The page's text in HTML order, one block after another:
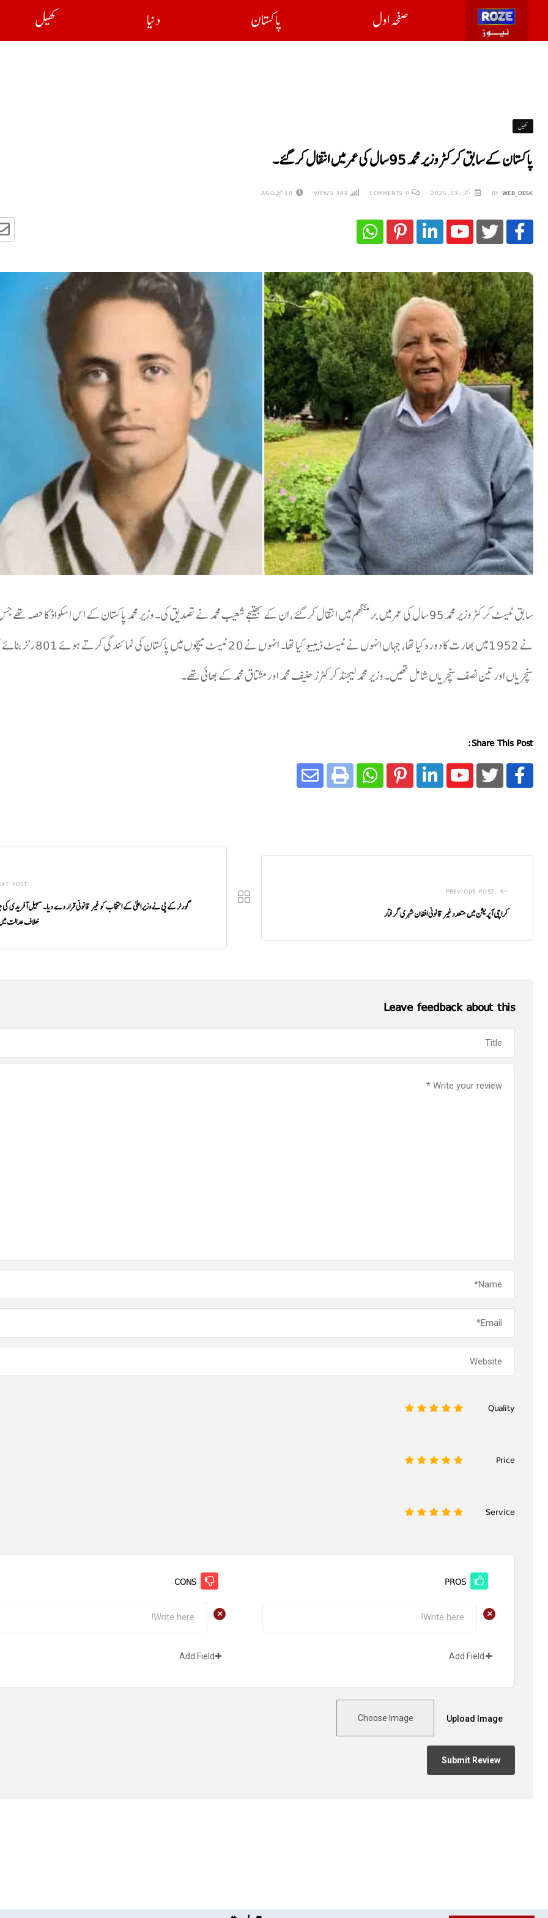
صفحہ اول پاکستان دنیا کھیل
کھیل
پاکستان کے سابق کرکٹر وزیر محمد 95 سال کی عمر میں انتقال کر گئے۔
BY WEB_DESK اکتوبر 13, 2025 0
399 10 مہینے AGO
سابق ٹیسٹ کرکٹر وزیر محمد 95 سال کی عمر میں برمنگھم میں انتقال کر گئے، ان کے بھتیجے شعیب محمد نے تصدیق کی۔ وزیر محمد پاکستان کے اس اسکواڈ کا حصہ تھے
نے 1952 میں بھارت کا دورہ کیا تھا، جہاں انہوں نے ٹیسٹ ڈیبیو
سنچریاں اور تین نصف سنچریاں شامل تھیں۔ وزیر محمد لیجنڈ کرکٹرز حنیف محمد اور مشتاق محمد کے بھائی تھے۔
Share This Post:
PREVIOUS POST
کراچی آپریشن میں متعدد غیر قانونی افغان شہری گرفتار
POST
گورنر کے پی نے وزیراعلیٰ کے انتخاب کو غیر قانونی قرار دے دیا۔ سہیل آفریدی
خلاف عدالت
Leave feedback about this
Quality
5
4
3
2
Price
5
4
3
2
Service
5
4
3
2
PROS
+
Add Field
CONS
+
Add Field
Upload Image
Choose Image